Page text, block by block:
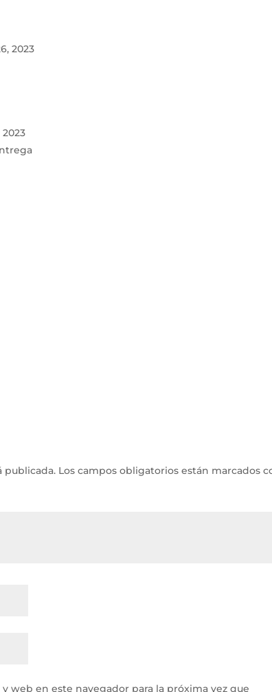
2023
publicada. Los campos obligatorios están marcados
web en este navegador para la próxima vez que